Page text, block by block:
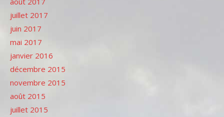
juillet 2017
juin 2017
mai 2017
janvier 2016
décembre 2015
novembre 2015
août 2015
juillet 2015